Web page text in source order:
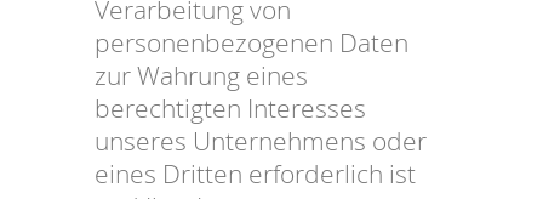
Verarbeitung von
personenbezogenen Daten
zur Wahrung eines
berechtigten Interesses
unseres Unternehmens oder
eines Dritten erforderlich ist